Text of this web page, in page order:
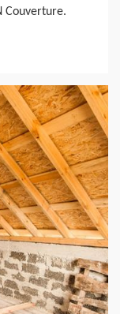
Couverture.